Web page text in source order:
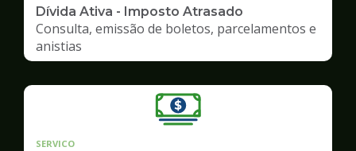
Dívida Ativa - Imposto Atrasado
Consulta, emissão de boletos, parcelamentos e
anistias
SERVICO